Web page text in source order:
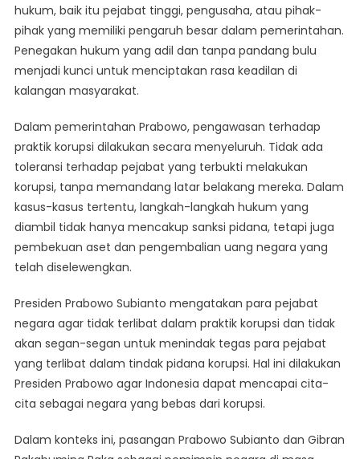
hukum, baik itu pejabat tinggi, pengusaha, atau pihak-
pihak yang memiliki pengaruh besar dalam pemerintahan.
Penegakan hukum yang adil dan tanpa pandang bulu
menjadi kunci untuk menciptakan rasa keadilan di
kalangan masyarakat.
Dalam pemerintahan Prabowo, pengawasan terhadap
praktik korupsi dilakukan secara menyeluruh. Tidak ada
toleransi terhadap pejabat yang terbukti melakukan
korupsi, tanpa memandang latar belakang mereka. Dalam
kasus-kasus tertentu, langkah-langkah hukum yang
diambil tidak hanya mencakup sanksi pidana, tetapi juga
pembekuan aset dan pengembalian uang negara yang
telah diselewengkan.
Presiden Prabowo Subianto mengatakan para pejabat
negara agar tidak terlibat dalam praktik korupsi dan tidak
akan segan-segan untuk menindak tegas para pejabat
yang terlibat dalam tindak pidana korupsi. Hal ini dilakukan
Presiden Prabowo agar Indonesia dapat mencapai cita-
cita sebagai negara yang bebas dari korupsi.
Dalam konteks ini, pasangan Prabowo Subianto dan Gibran